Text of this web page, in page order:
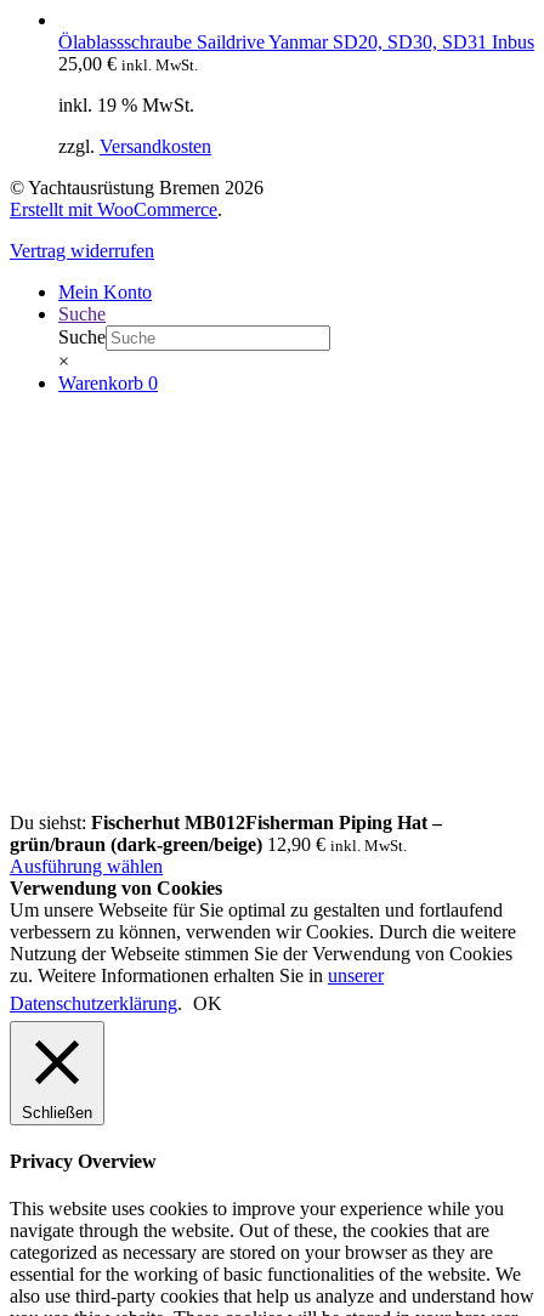
Ölablassschraube Saildrive Yanmar SD20, SD30, SD31 Inbus
25,00 € inkl. MwSt.
inkl. 19 % MwSt.
zzgl. Versandkosten
© Yachtausrüstung Bremen 2026
Erstellt mit WooCommerce.
Vertrag widerrufen
Mein Konto
Suche
Suche
×
Warenkorb 0
Du siehst: Fischerhut MB012Fisherman Piping Hat –
grün/braun (dark-green/beige) 12,90 € inkl. MwSt.
Ausführung wählen
Verwendung von Cookies
Um unsere Webseite für Sie optimal zu gestalten und fortlaufend
verbessern zu können, verwenden wir Cookies. Durch die weitere
Nutzung der Webseite stimmen Sie der Verwendung von Cookies
zu. Weitere Informationen erhalten Sie in unserer
Datenschutzerklärung. OK
Schließen
Privacy Overview
This website uses cookies to improve your experience while you
navigate through the website. Out of these, the cookies that are
categorized as necessary are stored on your browser as they are
essential for the working of basic functionalities of the website. We
also use third-party cookies that help us analyze and understand how